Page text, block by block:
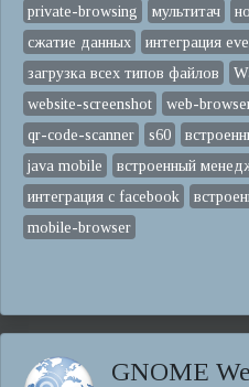
private-browsing
мультитач
сжатие данных
интеграция
загрузка всех типов файлов
website-screenshot
web-
qr-code-scanner
s60
java mobile
встроенный
интеграция с facebook
mobile-browser
GNOME